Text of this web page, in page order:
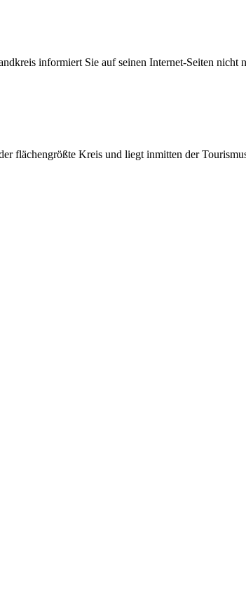
informiert Sie auf seinen Internet-Seiten
flächengrößte Kreis und liegt inmitten der